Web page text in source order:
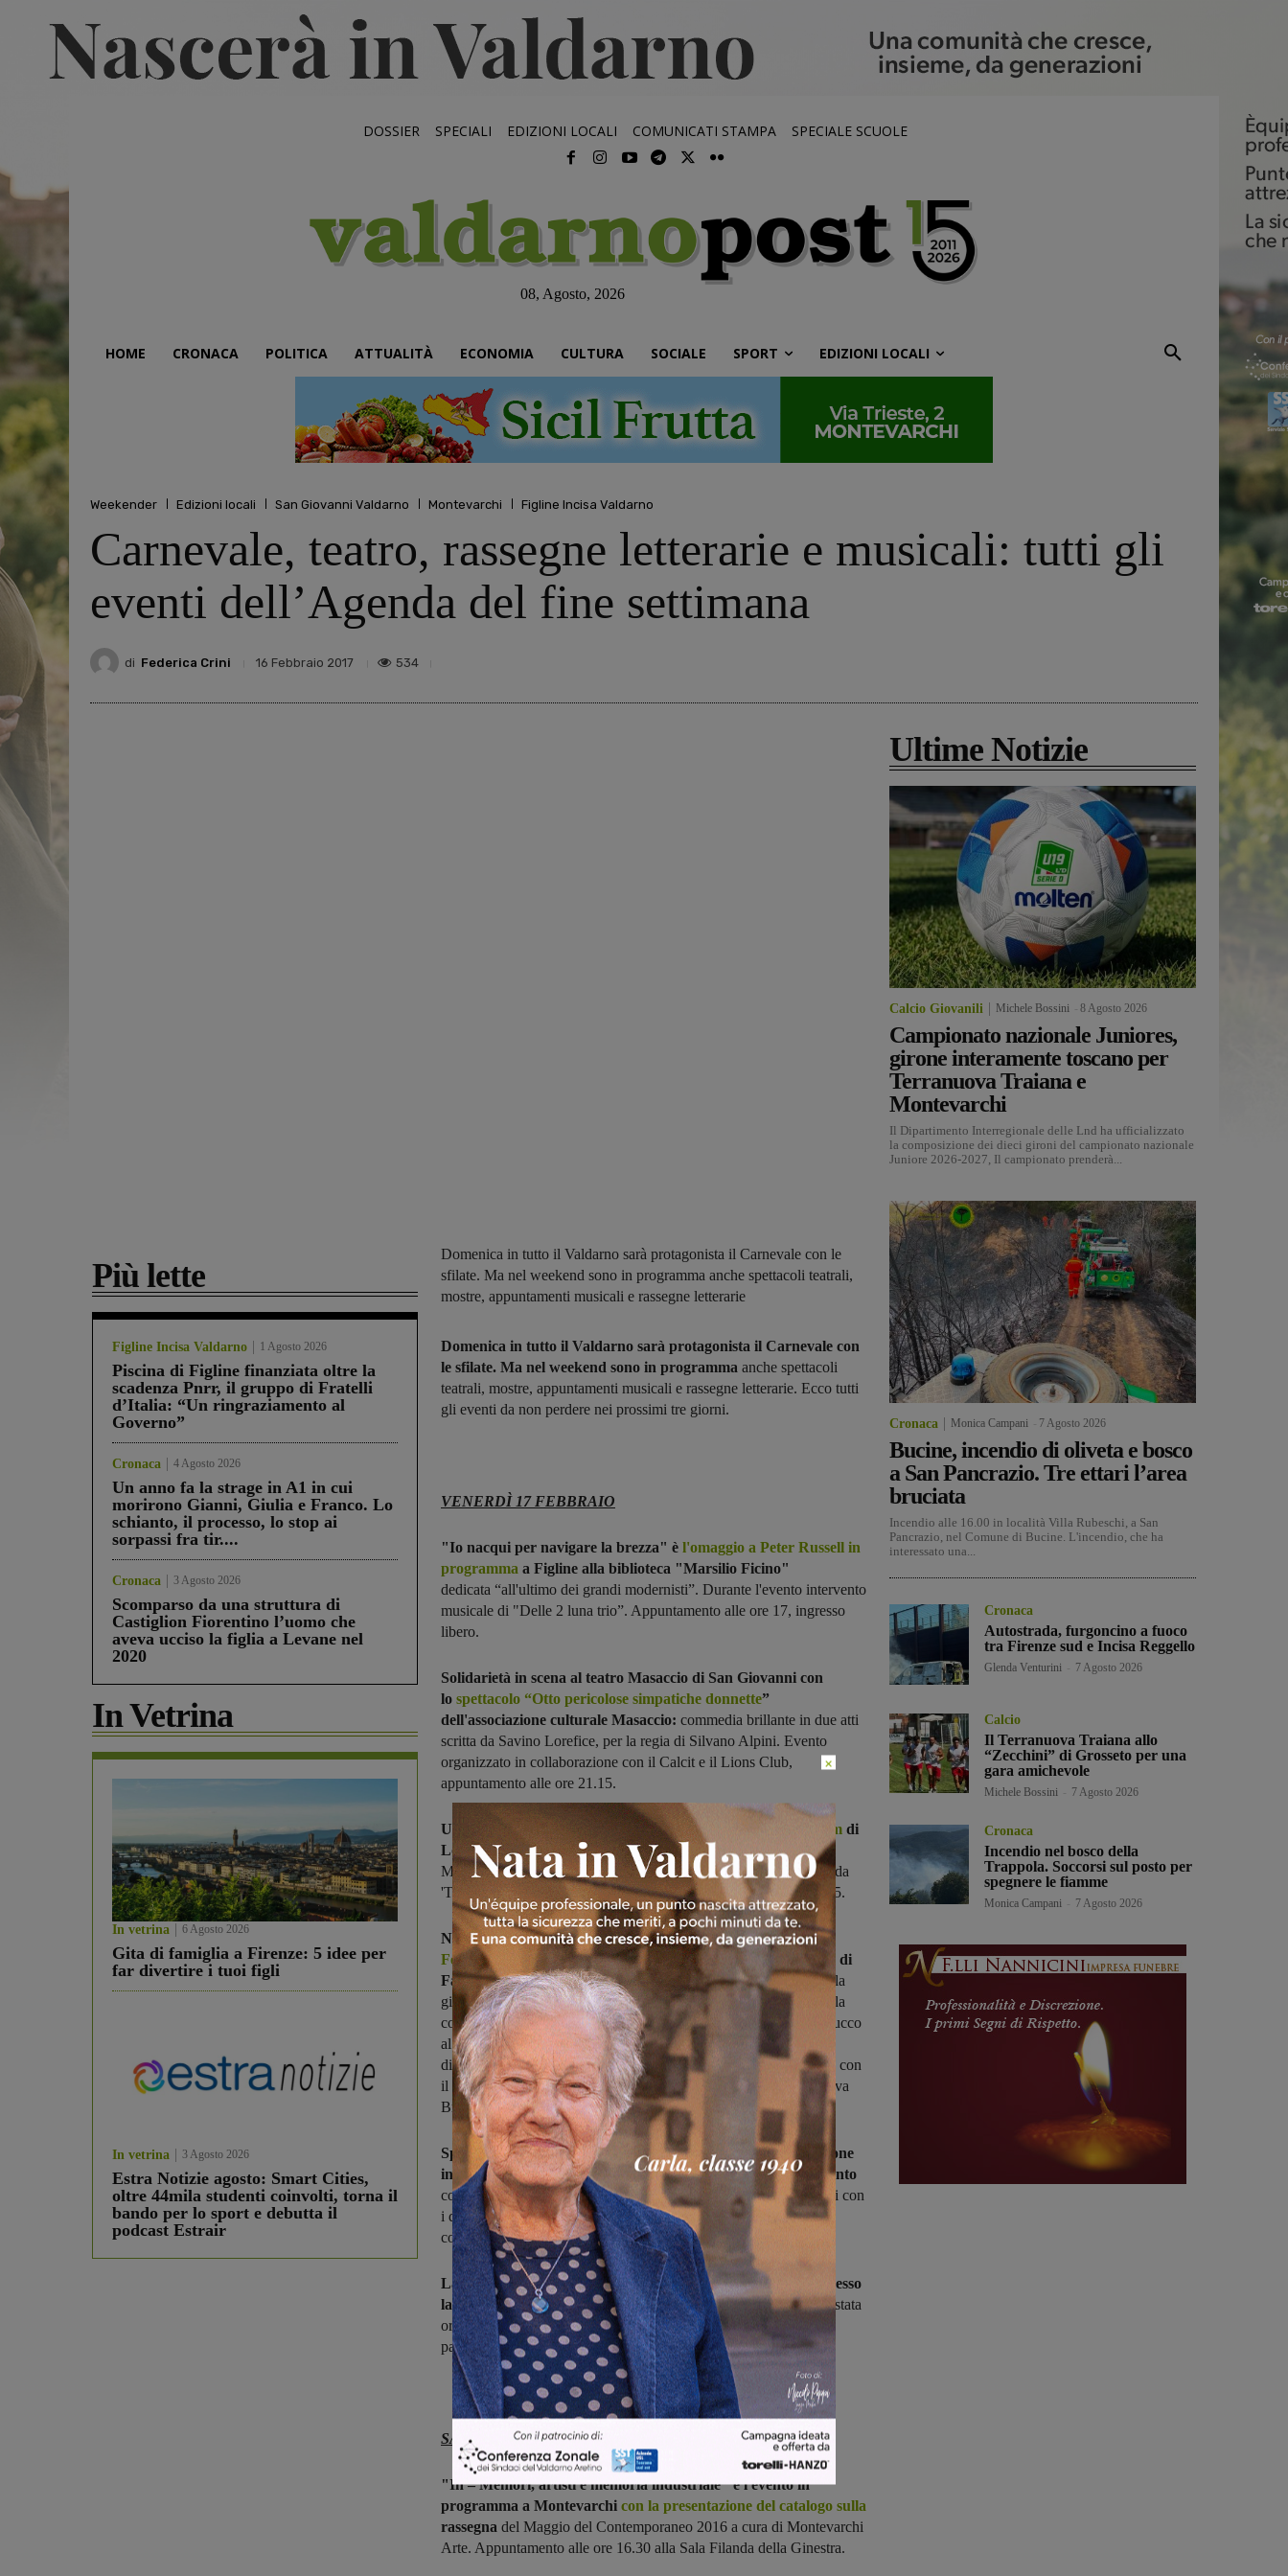
DOSSIER SPECIALI EDIZIONI LOCALI COMUNICATI STAMPA SPECIALE SCUOLE
08, Agosto, 2026
HOME CRONACA POLITICA ATTUALITÀ ECONOMIA CULTURA SOCIALE SPORT EDIZIONI LOCALI
Weekender Edizioni locali San Giovanni Valdarno Montevarchi Figline Incisa Valdarno
Carnevale, teatro, rassegne letterarie e musicali: tutti gli
eventi dell’Agenda del fine settimana
di Federica Crini 16 Febbraio 2017 534
Più lette
Figline Incisa Valdarno 1 Agosto 2026
Piscina di Figline finanziata oltre la
scadenza Pnrr, il gruppo di Fratelli
d’Italia: “Un ringraziamento al
Governo”
Cronaca 4 Agosto 2026
Un anno fa la strage in A1 in cui
morirono Gianni, Giulia e Franco. Lo
schianto, il processo, lo stop ai
sorpassi fra tir....
Cronaca 3 Agosto 2026
Scomparso da una struttura di
Castiglion Fiorentino l’uomo che
aveva ucciso la figlia a Levane nel
2020
In Vetrina
In vetrina 6 Agosto 2026
Gita di famiglia a Firenze: 5 idee per
far divertire i tuoi figli
In vetrina 3 Agosto 2026
Estra Notizie agosto: Smart Cities,
oltre 44mila studenti coinvolti, torna il
bando per lo sport e debutta il
podcast Estrair
Domenica in tutto il Valdarno sarà protagonista il Carnevale con le
sfilate. Ma nel weekend sono in programma anche spettacoli teatrali,
mostre, appuntamenti musicali e rassegne letterarie
Domenica in tutto il Valdarno sarà protagonista il Carnevale con
le sfilate. Ma nel weekend sono in programma anche spettacoli
teatrali, mostre, appuntamenti musicali e rassegne letterarie. Ecco tutti
gli eventi da non perdere nei prossimi tre giorni.
VENERDÌ 17 FEBBRAIO
"Io nacqui per navigare la brezza" è l'omaggio a Peter Russell in
programma a Figline alla biblioteca "Marsilio Ficino"
dedicata “all'ultimo dei grandi modernisti”. Durante l'evento intervento
musicale di "Delle 2 luna trio”. Appuntamento alle ore 17, ingresso
libero.
Solidarietà in scena al teatro Masaccio di San Giovanni con
lo spettacolo “Otto pericolose simpatiche donnette”
dell'associazione culturale Masaccio: commedia brillante in due atti
scritta da Savino Lorefice, per la regia di Silvano Alpini. Evento
organizzato in collaborazione con il Calcit e il Lions Club,
appuntamento alle ore 21.15.
Ultimo appuntamento della stagione invernale dell'auditorium di
Loro Ciuffenna con "Thais" a cura di Esteatro.Spettacolo di
Marco Tolonim regista insieme a Paolo Biribò, liberamente tratto da
'The Crafty Whore' del XVII secolo. Appuntamento alle ore 21.15.
Nuovo appuntamentodel Valdarno Jazz Winter
Festival, accompagnata dalla mostra fotografica “Silent Box” di
Fabiana Laurenzi alle Fornaci. In programma il concertodella
giovane e talentuosa cantante pugliese Serena Brancale (nota per la
collaborazione con Mario Biondi), che, affiancata da Angelo Tabucco
al piano e Israel Varela alla batteria, condurrà il pubblico in una
dimensione dove la black music cambia colore e il soul si fonderà con
il flamenco. Appuntamento all'Auditorium Le Fornaci a Terranuova
Bracciolini.
Spettacolo al teatro comunale di Cavriglia per la nuova stagione
invernale."Avventuroso viaggio a Olimpia"è il titolo dell'evento
con Andrea Zorzi e Beatrice Visibelli: testo e regia Nicola Zavagli con
i danzatori Sara Palumbo, Matteo Battista di Accademia Kataklò,
coreografie Giulia Staccioli. Appuntamento alle ore 21.30.
Lamostra fotografica "Biennali Fiap 2015-2016"è aperta presso
la Sala Filanda della Ginestra a Montevarchi.L'esposizione è stata
organizzata per festeggiare gli autori italiani e le opere che hanno
partecipato alle varie Biennali. Aperta fino al 26 febbraio.
SABATO 18 FEBBRAIO
"In – Memori, artisti e memoria industriale" è l'evento in
programma a Montevarchi con la presentazione del catalogo sulla
rassegna del Maggio del Contemporaneo 2016 a cura di Montevarchi
Arte. Appuntamento alle ore 16.30 alla Sala Filanda della Ginestra.
Ultime Notizie
Calcio Giovanili Michele Bossini 8 Agosto 2026
Campionato nazionale Juniores,
girone interamente toscano per
Terranuova Traiana e
Montevarchi
Il Dipartimento Interregionale delle Lnd ha ufficializzato
la composizione dei dieci gironi del campionato nazionale
Juniore 2026-2027, Il campionato prenderà...
Cronaca Monica Campani 7 Agosto 2026
Bucine, incendio di oliveta e bosco
a San Pancrazio. Tre ettari l’area
bruciata
Incendio alle 16.00 in località Villa Rubeschi, a San
Pancrazio, nel Comune di Bucine. L'incendio, che ha
interessato una...
Cronaca
Autostrada, furgoncino a fuoco
tra Firenze sud e Incisa Reggello
Glenda Venturini 7 Agosto 2026
Calcio
Il Terranuova Traiana allo
“Zecchini” di Grosseto per una
gara amichevole
Michele Bossini 7 Agosto 2026
Cronaca
Incendio nel bosco della
Trappola. Soccorsi sul posto per
spegnere le fiamme
Monica Campani 7 Agosto 2026
×